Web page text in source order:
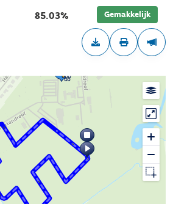
85.03% Gemakkelijk